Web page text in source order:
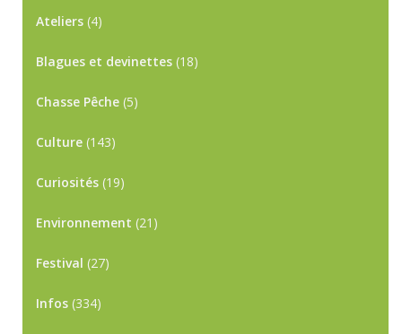
Ateliers (4)
Blagues et devinettes (18)
Chasse Pêche (5)
Culture (143)
Curiosités (19)
Environnement (21)
Festival (27)
Infos (334)